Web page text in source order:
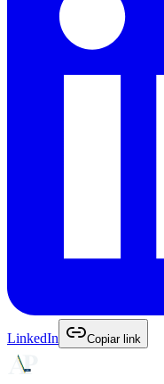
LinkedIn Copiar link